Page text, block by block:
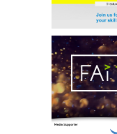
Асоціації.